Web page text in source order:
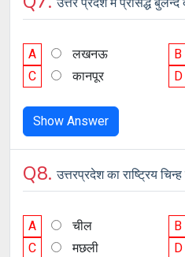
A लखनऊ B
C
कानपूर D
Show Answer
Q8.उत्तरप्रदेश का राष्ट्रिय
A चील B
C
मछली D